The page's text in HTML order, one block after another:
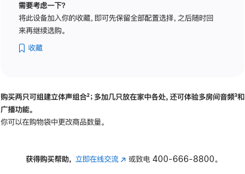
需要考虑一下？
将此设备加入你的收藏，即可先保留全部配置选择，之后随时回
来再继续选购。
收藏
购买两只可组建立体声组合脚
²；多加几只放在家中各处，还可体验多‍房‍间音频脚
³和
广播功能。
你可以在购物袋中更改商品数量。
获得购买帮助， 立即在线交流(在 或致电 400-666-8800。